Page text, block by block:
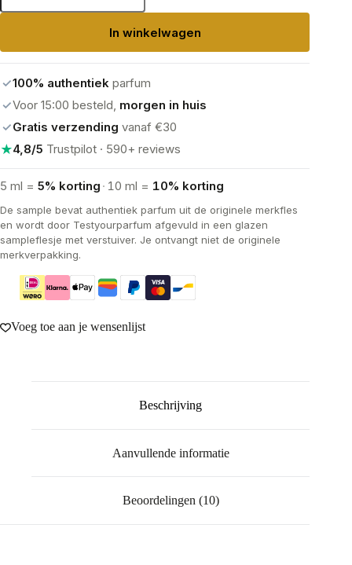
Eau
In winkelwagen
✓100% authentiek parfum
✓Voor 15:00 besteld, morgen in huis
✓Gratis verzending vanaf €30
★4,8/5 Trustpilot · 590+ reviews
5 ml = 5% korting · 10 ml = 10% korting
De sample bevat authentiek parfum uit de originele merkfles
en wordt door Testyourparfum afgevuld in een glazen
sampleflesje met verstuiver. Je ontvangt niet de originele
merkverpakking.
Voeg toe aan je wensenlijst
Beschrijving
Aanvullende informatie
Beoordelingen (10)